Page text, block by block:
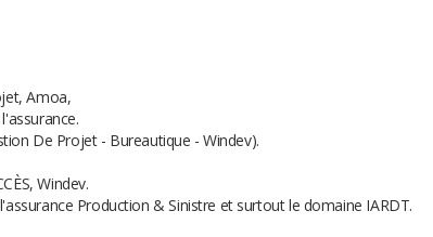
Amoa,
De Projet - Bureautique - Windev).
Windev.
Production & Sinistre et surtout le domaine IARDT.